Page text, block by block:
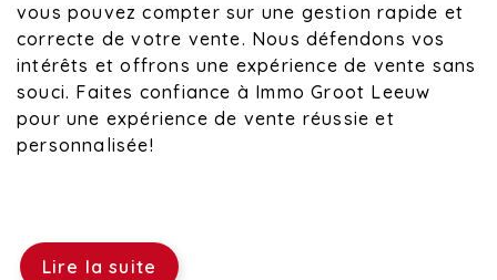
vous pouvez compter sur une gestion rapide et
correcte de votre vente. Nous défendons vos
intérêts et offrons une expérience de vente sans
souci. Faites confiance à Immo Groot Leeuw
pour une expérience de vente réussie et
personnalisée!
Lire la suite